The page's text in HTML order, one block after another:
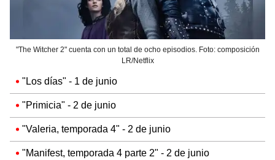
"The Witcher 2" cuenta con un total de ocho episodios. Foto: composición
LR/Netflix
"Los días" - 1 de junio
"Primicia" - 2 de junio
"Valeria, temporada 4" - 2 de junio
"Manifest, temporada 4 parte 2" - 2 de junio